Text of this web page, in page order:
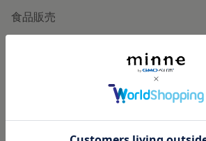
食品販売
販売支援企画・イベント